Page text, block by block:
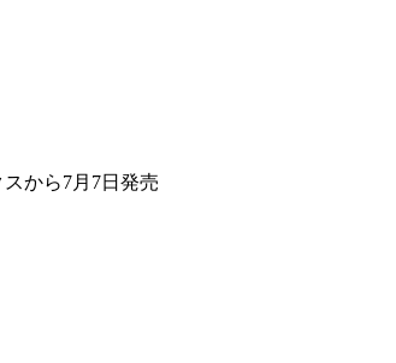
から7月7日発売